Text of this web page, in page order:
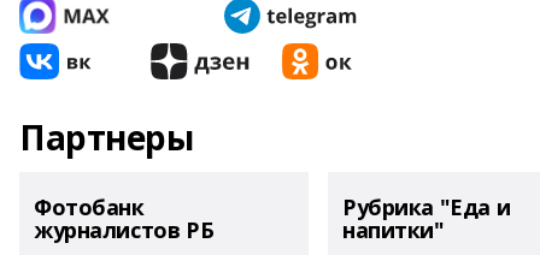
Партнеры
Фотобанк
журналистов РБ
Рубрика "Еда и
напитки"